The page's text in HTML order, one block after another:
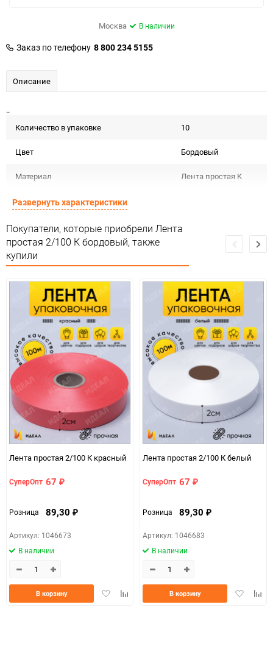
Москва В наличии
Заказ по телефону 8 800 234 5155
Описание
..
Количество в упаковке
10
Цвет Бордовый
Материал Лента простая K
Срок годности
Страна изготовителя
Предназначение товара
Сертификация
Не подлежит
сертификации
Особые условия
Особых условий не
требует
Минимальное количество
Количество в коробке 100
Единица измерения шт
Размер 2см*100м (простая)
07c4e68a_b330_11f0_8cc3_b03af2b6059f
d7936307-d754-11f0-
8cc6-b03af2b6059f
ЦветНоменклатуры бордо
Развернуть характеристики
Покупатели, которые приобрели Лента
простая 2/100 К бордовый, также
купили
Лента простая 2/100 К красный
СуперОпт 67 ₽
Розница 89,30 ₽
Артикул: 1046673
В наличии
ДобавитьДобавить
В корзину
Лента простая 2/100 К белый
СуперОпт 67 ₽
Розница 89,30 ₽
Артикул: 1046683
В наличии
Добавить
В корзину